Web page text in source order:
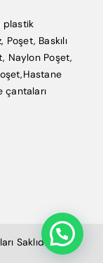
plastik
Baskılı
Naylon Poşet,
çantaları
Saklıdır.